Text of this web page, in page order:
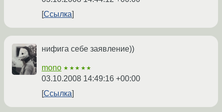
Ссылка
нифига себе заявление))
mono ★★★★★
03.10.2008 14:49:16 +00:00
Ссылка